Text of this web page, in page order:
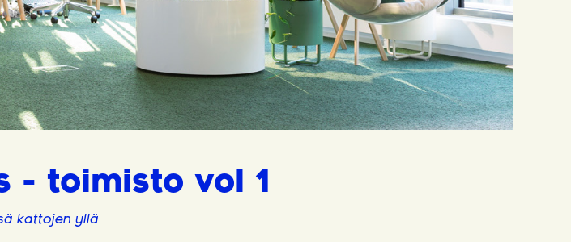
- toimisto vol 1
kattojen yllä